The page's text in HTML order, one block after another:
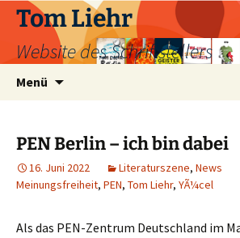
Zum
Inhalt
springen
Tom Liehr
Website des Schriftstellers
Menü
PEN Berlin – ich bin dabei
16. Juni 2022 Literaturszene, News
Meinungsfreiheit, PEN, Tom Liehr, YÃ¼cel
Als das PEN-Zentrum Deutschland im